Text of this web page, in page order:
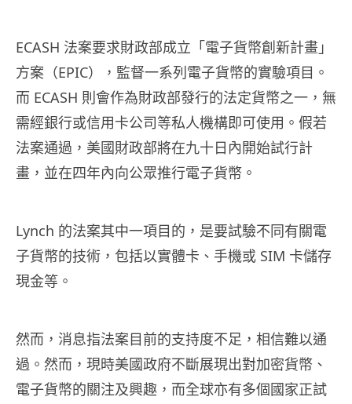
ECASH 法案要求財政部成立「電子貨幣創新計畫」
方案（EPIC），監督一系列電子貨幣的實驗項目。
而 ECASH 則會作為財政部發行的法定貨幣之一，無
需經銀行或信用卡公司等私人機構即可使用。假若
法案通過，美國財政部將在九十日內開始試行計
畫，並在四年內向公眾推行電子貨幣。
Lynch 的法案其中一項目的，是要試驗不同有關電
子貨幣的技術，包括以實體卡、手機或 SIM 卡儲存
現金等。
然而，消息指法案目前的支持度不足，相信難以通
過。然而，現時美國政府不斷展現出對加密貨幣、
電子貨幣的關注及興趣，而全球亦有多個國家正試